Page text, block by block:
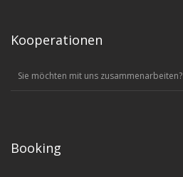
Kooperationen
Sie möchten mit uns zusammenarbeiten?
Booking